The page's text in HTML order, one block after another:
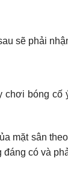
sẽ phải
bóng cố
mặt sân
có và